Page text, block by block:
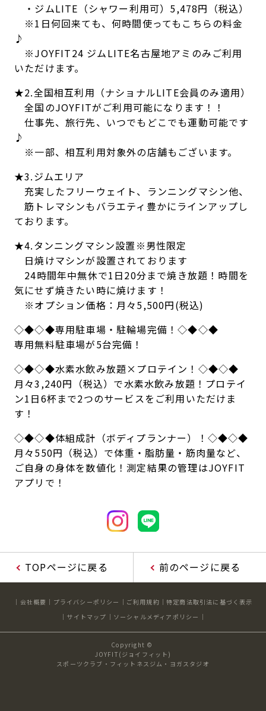
・ジムLITE（シャワー利用可）5,478円（税込）
※1日何回来ても、何時間使ってもこちらの料金
♪
※JOYFIT24 ジムLITE名古屋地アミのみご利用
いただけます。
★2.全国相互利用（ナショナルLITE会員のみ適用）
全国のJOYFITがご利用可能になります！！
仕事先、旅行先、いつでもどこでも運動可能です
♪
※一部、相互利用対象外の店舗もございます。
★3.ジムエリア
充実したフリーウェイト、ランニングマシン他、
筋トレマシンもバラエティ豊かにラインアップし
ております。
★4.タンニングマシン設置※男性限定
日焼けマシンが設置されております
24時間年中無休で1日20分まで焼き放題！時間を
気にせず焼きたい時に焼けます！
※オプション価格：月々5,500円(税込)
◇◆◇◆専用駐車場・駐輪場完備！◇◆◇◆
​専用無料駐車場が5台完備！
◇◆◇◆水素水飲み放題×プロテイン！◇◆◇◆
月々3,240円（税込）で水素水飲み放題！プロテイ
ン1日6杯まで2つのサービスをご利用いただけま
す！
◇◆◇◆体組成計（ボディプランナー）！◇◆◇◆
月々550円（税込）で体重・脂肪量・筋肉量など、
ご自身の身体を数値化！測定結果の管理はJOYFIT
アプリで！
TOPページに戻る 前のページに戻る
会社概要 プライバシーポリシー ご利用規約
特定商法取引法に基づく表示
サイトマップ
ソーシャルメディアポリシー
Copyright ©
JOYFIT(ジョイフィット)
スポーツクラブ・フィットネスジム・ヨガスタジオ